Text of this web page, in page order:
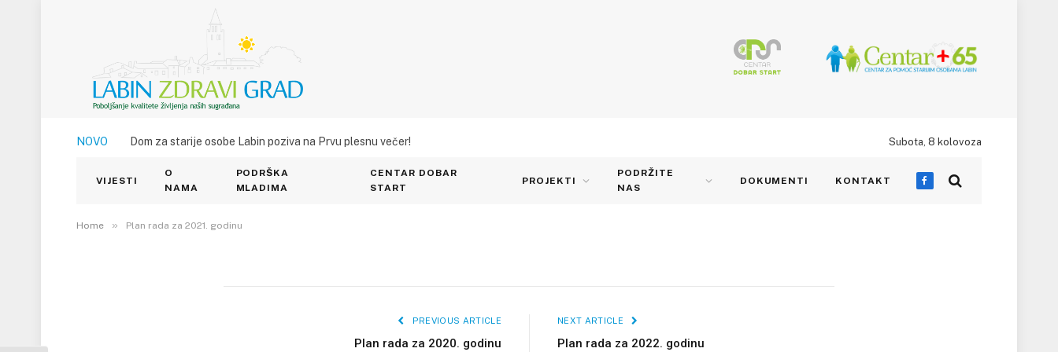
NOVO Dom za starije osobe Labin poziva na Prvu plesnu večer! Subota, 8 kolovoza
VIJESTI
O
NAMA
PODRŠKA
MLADIMA
CENTAR DOBAR
START
PROJEKTI
PODRŽITE
NAS
DOKUMENTI KONTAKT
Facebook
Home » Plan rada za 2021. godinu
Plan rada za 2021. godinu
28. RUJNA 2024. 0VIEWS
PREVIOUS ARTICLE
Plan rada za 2020. godinu
NEXT ARTICLE
Plan rada za 2022. godinu